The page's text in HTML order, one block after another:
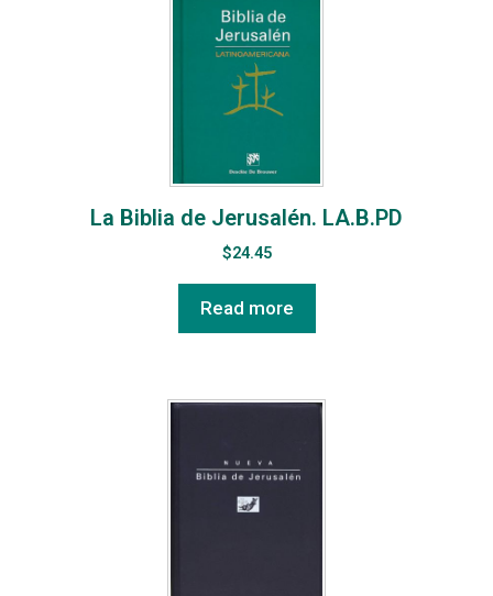
La Biblia de Jerusalén. LA.B.PD
$24.45
Read more